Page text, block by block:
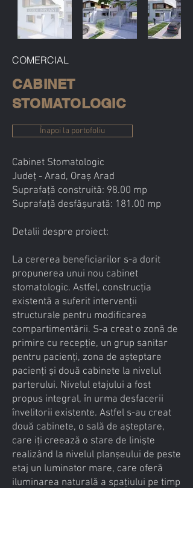
COMERCIAL
CABINET
STOMATOLOGIC
Înapoi la portofoliu
Cabinet Stomatologic
Județ - Arad, Oraș Arad
Suprafață construită: 98.00 mp
Suprafață desfășurată: 181.00 mp
Detalii despre proiect:
La cererea beneficiarilor s-a dorit
propunerea unui nou cabinet
stomatologic. Astfel, construcția
existentă a suferit intervenții
structurale pentru modificarea
compartimentării. S-a creat o zonă de
primire cu recepție, un grup sanitar
pentru pacienți, zona de așteptare
pacienți și două cabinete la nivelul
parterului. Nivelul etajului a fost
propus integral, în urma desfacerii
învelitorii existente. Astfel s-au creat
două cabinete, o sală de așteptare,
care iți creează o stare de liniște
realizând la nivelul planșeului de peste
etaj un luminator mare, care oferă
iluminarea naturală a spațiului pe timp